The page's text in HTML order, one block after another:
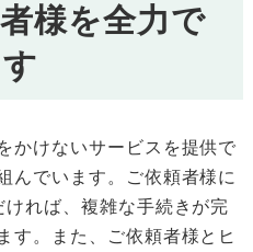
様を全力で
かけないサービスを提供で
んでいます。ご依頼者様に
れば、複雑な手続きが完
す。また、ご依頼者様とヒ